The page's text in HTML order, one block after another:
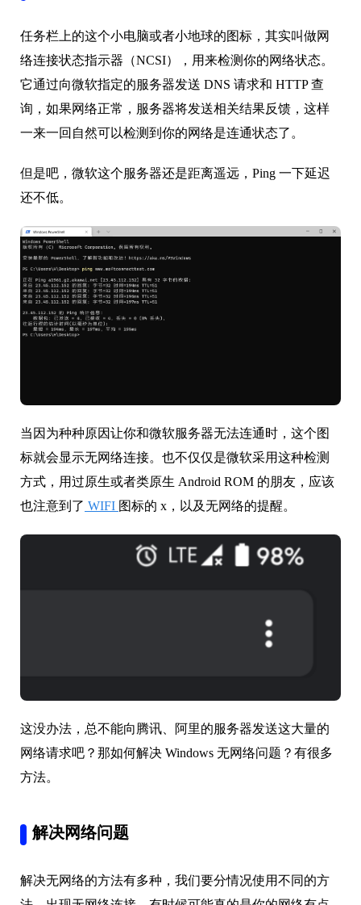
任务栏上的这个小电脑或者小地球的图标，其实叫做网
络连接状态指示器（NCSI），用来检测你的网络状态。
它通过向微软指定的服务器发送 DNS 请求和 HTTP 查
询，如果网络正常，服务器将发送相关结果反馈，这样
一来一回自然可以检测到你的网络是连通状态了。
但是吧，微软这个服务器还是距离遥远，Ping 一下延迟
还不低。
当因为种种原因让你和微软服务器无法连通时，这个图
标就会显示无网络连接。也不仅仅是微软采用这种检测
方式，用过原生或者类原生 Android ROM 的朋友，应该
也注意到了 WIFI 图标的 x，以及无网络的提醒。
这没办法，总不能向腾讯、阿里的服务器发送这大量的
网络请求吧？那如何解决 Windows 无网络问题？有很多
方法。
解决网络问题
解决无网络的方法有多种，我们要分情况使用不同的方